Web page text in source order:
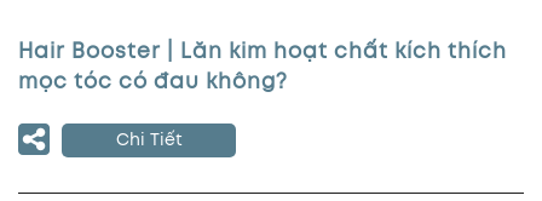
Hair Booster | Lăn kim hoạt chất kích thích
mọc tóc có đau không?
Chi Tiết